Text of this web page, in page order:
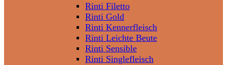
Rinti Filetto
Rinti Gold
Rinti Kennerfleisch
Rinti Leichte Beute
Rinti Sensible
Rinti Singlefleisch